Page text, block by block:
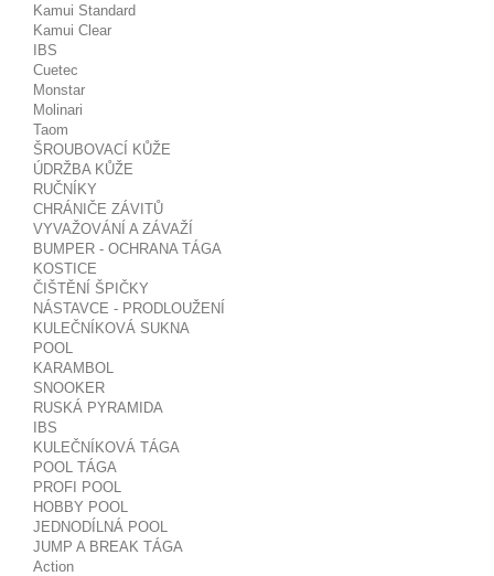
Kamui Standard
Kamui Clear
IBS
Cuetec
Monstar
Molinari
Taom
ŠROUBOVACÍ KŮŽE
ÚDRŽBA KŮŽE
RUČNÍKY
CHRÁNIČE ZÁVITŮ
VYVAŽOVÁNÍ A ZÁVAŽÍ
BUMPER - OCHRANA TÁGA
KOSTICE
ČIŠTĚNÍ ŠPIČKY
NÁSTAVCE - PRODLOUŽENÍ
KULEČNÍKOVÁ SUKNA
POOL
KARAMBOL
SNOOKER
RUSKÁ PYRAMIDA
IBS
KULEČNÍKOVÁ TÁGA
POOL TÁGA
PROFI POOL
HOBBY POOL
JEDNODÍLNÁ POOL
JUMP A BREAK TÁGA
Action